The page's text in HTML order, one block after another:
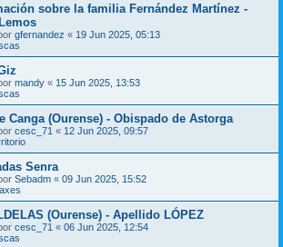
sobre la familia Fernández Martínez -
gfernandez « 19 Jun 2025, 05:13
mandy « 15 Jun 2025, 13:53
Canga (Ourense) - Obispado de Astorga
cesc_71 « 12 Jun 2025, 09:57
Senra
Sebadm « 09 Jun 2025, 15:52
(Ourense) - Apellido LÓPEZ
cesc_71 « 06 Jun 2025, 12:54